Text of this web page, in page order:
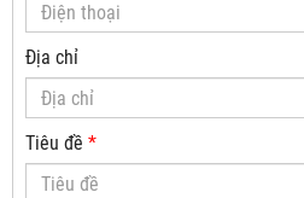
Địa chỉ
Tiêu đề *